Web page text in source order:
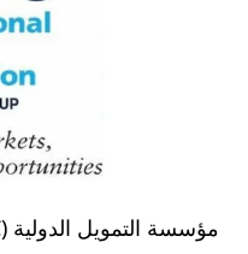
مؤسسة التمويل الدولية (IFC)